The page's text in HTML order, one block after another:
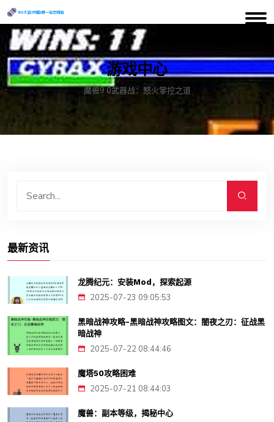
游戏中心
魔兽9.0武器战：怒火掌控之道
最新资讯
龙腾纪元：安装Mod，探索起源
2025-07-23 09:05:53
黑暗战神攻略-黑暗战神攻略图文：闇夜之刃：征战黑
暗战神
2025-07-22 08:44:46
魔塔50攻略困难
2025-07-21 08:44:03
魔兽：副本等级，揭秘中心